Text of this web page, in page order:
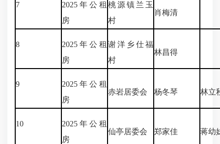
7
2025年公租
房
桃源镇兰玉
村
肖梅清
8
2025年公租
房
谢洋乡仕福
村
林昌得
9
2025年公租
房
赤岩居委会 杨冬琴 林立
10
2025年公租
房
仙亭居委会 郑家佳 蒋幼